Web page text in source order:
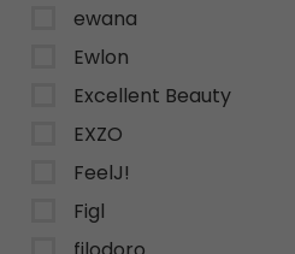
ewana
Ewlon
Excellent Beauty
EXZO
FeelJ!
Figl